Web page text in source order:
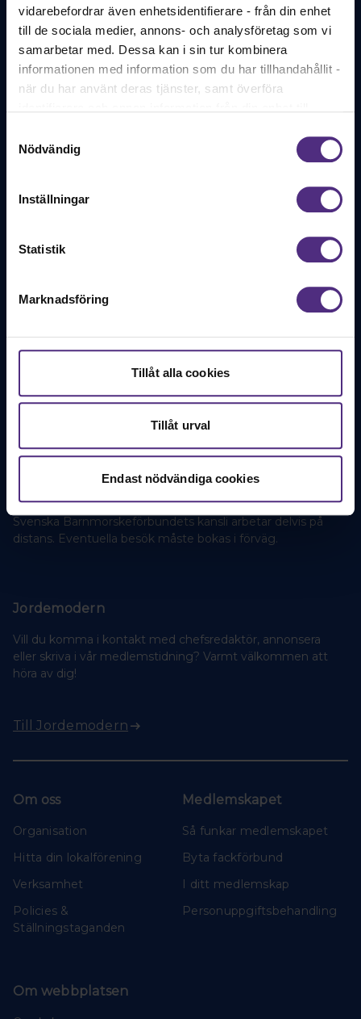
vidarebefordrar även enhetsidentifierare - från din enhet
till de sociala medier, annons- och analysföretag som vi
samarbetar med. Dessa kan i sin tur kombinera
informationen med information som du har tillhandahållit -
när du har använt deras tjänster, samt överföra
Dock har vi lagt in anonymisering av IP-adress i
förhållande till Google Analytics. Du godkänner våra
cookies vid fortsatt användande av vår webbplats.
Nödvändig
Inställningar
Statistik
Marknadsföring
Tillåt alla cookies
Tillåt urval
Endast nödvändiga cookies
barnmorskestudenter. Sedan 1886.
Har du frågor om ditt medlemskap eller ditt yrke? Du är
alltid välkommen att höra av dig till oss.
Svenska Barnmorskeförbundet
114 27 Stockholm
Svenska Barnmorskeförbundets kansli arbetar delvis på
distans. Eventuella besök måste bokas i förväg.
Jordemodern
Vill du komma i kontakt med chefsredaktör, annonsera
eller skriva i vår medlemstidning? Varmt välkommen att
höra av dig!
Till Jordemodern
Om oss
Organisation
Hitta din lokalförening
Verksamhet
Policies &
Ställningstaganden
Medlemskapet
Så funkar medlemskapet
Byta fackförbund
I ditt medlemskap
Personuppgiftsbehandling
Om webbplatsen